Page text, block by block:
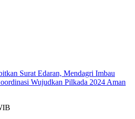
Surat Edaran, Mendagri Imbau
Wujudkan Pilkada 2024 Aman